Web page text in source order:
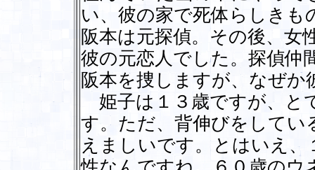
い、彼の家で死体らしきも
阪本は元探偵。その後、女
彼の元恋人でした。探偵仲
阪本を捜しますが、なぜ
姫子は１３歳ですが、と
す。ただ、背伸びをして
えましいです。とはいえ